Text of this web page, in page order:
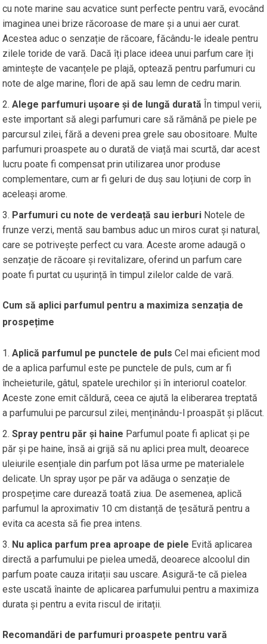
cu note marine sau acvatice sunt perfecte pentru vară, evocând
imaginea unei brize răcoroase de mare și a unui aer curat.
Acestea aduc o senzație de răcoare, făcându-le ideale pentru
zilele toride de vară. Dacă îți place ideea unui parfum care îți
amintește de vacanțele pe plajă, optează pentru parfumuri cu
note de alge marine, flori de apă sau lemn de cedru marin.
Alege parfumuri ușoare și de lungă durată În timpul verii,
este important să alegi parfumuri care să rămână pe piele pe
parcursul zilei, fără a deveni prea grele sau obositoare. Multe
parfumuri proaspete au o durată de viață mai scurtă, dar acest
lucru poate fi compensat prin utilizarea unor produse
complementare, cum ar fi geluri de duș sau loțiuni de corp în
aceleași arome.
Parfumuri cu note de verdeață sau ierburi Notele de
frunze verzi, mentă sau bambus aduc un miros curat și natural,
care se potrivește perfect cu vara. Aceste arome adaugă o
senzație de răcoare și revitalizare, oferind un parfum care
poate fi purtat cu ușurință în timpul zilelor calde de vară.
Cum să aplici parfumul pentru a maximiza senzația de
prospețime
Aplică parfumul pe punctele de puls Cel mai eficient mod
de a aplica parfumul este pe punctele de puls, cum ar fi
încheieturile, gâtul, spatele urechilor și în interiorul coatelor.
Aceste zone emit căldură, ceea ce ajută la eliberarea treptată
a parfumului pe parcursul zilei, menținându-l proaspăt și plăcut.
Spray pentru păr și haine Parfumul poate fi aplicat și pe
păr și pe haine, însă ai grijă să nu aplici prea mult, deoarece
uleiurile esențiale din parfum pot lăsa urme pe materialele
delicate. Un spray ușor pe păr va adăuga o senzație de
prospețime care durează toată ziua. De asemenea, aplică
parfumul la aproximativ 10 cm distanță de țesătură pentru a
evita ca acesta să fie prea intens.
Nu aplica parfum prea aproape de piele Evită aplicarea
directă a parfumului pe pielea umedă, deoarece alcoolul din
parfum poate cauza iritații sau uscare. Asigură-te că pielea
este uscată înainte de aplicarea parfumului pentru a maximiza
durata și pentru a evita riscul de iritații.
Recomandări de parfumuri proaspete pentru vară